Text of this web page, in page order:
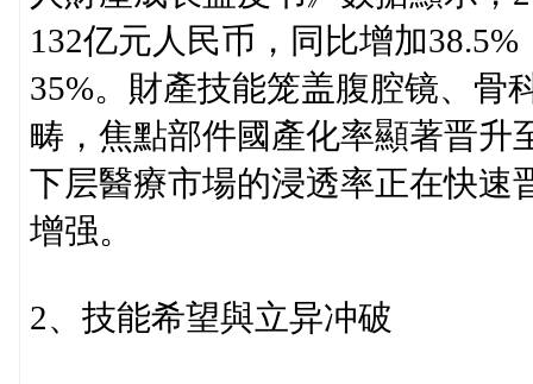
132亿元人民币，同比增加
35%。財產技能笼盖腹腔镜、骨
畴，焦點部件國產化率顯著晋升
下层醫療市場的浸透率正在快速
增强。
2、技能希望與立异冲破